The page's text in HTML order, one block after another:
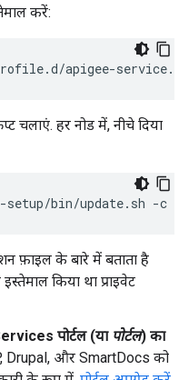
करें:
apigee-service.sh
चलाएं. हर नोड में, नीचे दिया
setup/bin/update.sh -c
फ़ाइल के बारे में बताता है
किया था प्राइवेट
पोर्टल (या पोर्टल) का
Drupal, और SmartDocs को